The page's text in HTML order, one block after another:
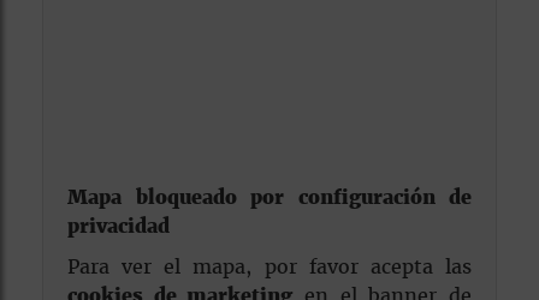
Mapa bloqueado por configuración de
privacidad
Para ver el mapa, por favor acepta las